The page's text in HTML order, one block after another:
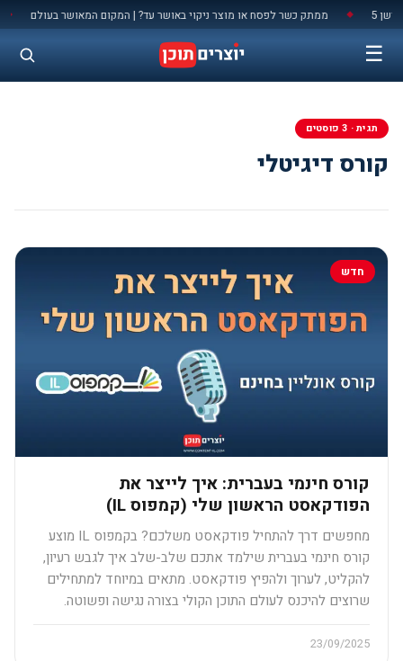
לתוכן ממתק כשר לפסח או מוצר ניקוי באושר עד? | המקום המאושר בעולם 5
☰
תגית · 3 פוסטים
קורס דיגיטלי
חדש
קורס חינמי בעברית: איך לייצר את
הפודקאסט הראשון שלי (קמפוס IL)
מחפשים דרך להתחיל פודקאסט משלכם? בקמפוס IL מוצע
קורס חינמי בעברית שילמד אתכם שלב-שלב איך לגבש רעיון,
להקליט, לערוך ולהפיץ פודקאסט. מתאים במיוחד למתחילים
שרוצים להיכנס לעולם התוכן הקולי בצורה נגישה ופשוטה.
23/09/2025